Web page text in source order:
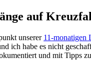
auf
unserer 11-monatigen
ich habe es nicht
und mit Tipps